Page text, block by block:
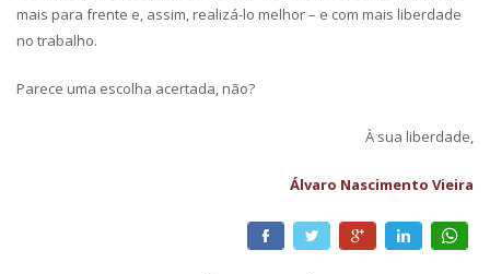
mais para frente e, assim, realizá-lo melhor – e com mais liberdade
no trabalho.
Parece uma escolha acertada, não?
À sua liberdade,
Álvaro Nascimento Vieira
Facebook Twitter Google+ LinkedIn